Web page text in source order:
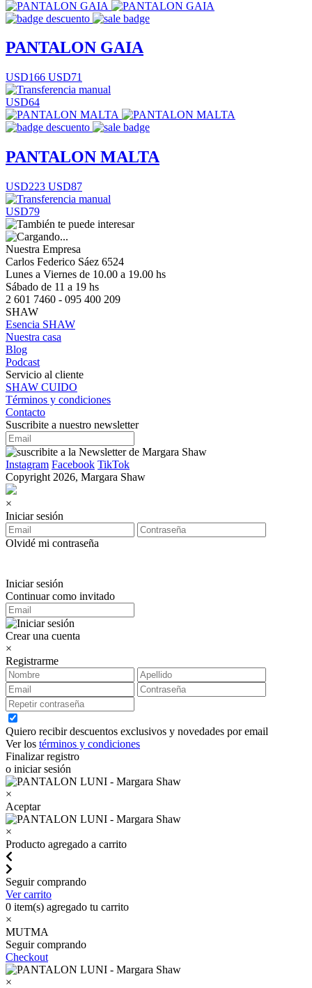
PANTALON GAIA
USD166 USD71
USD64
PANTALON MALTA
USD223 USD87
USD79
Nuestra Empresa
Carlos Federico Sáez 6524
Lunes a Viernes de 10.00 a 19.00 hs
Sábado de 11 a 19 hs
2 601 7460 - 095 400 209
SHAW
Esencia SHAW
Nuestra casa
Blog
Podcast
Servicio al cliente
SHAW CUIDO
Términos y condiciones
Contacto
Suscribite a nuestro newsletter
Instagram Facebook TikTok
Copyright 2026, Margara Shaw
×
Iniciar sesión
Olvidé mi contraseña
Iniciar sesión
Continuar como invitado
Crear una cuenta
×
Registrarme
Quiero recibir descuentos exclusivos y novedades por email
Ver los términos y condiciones
Finalizar registro
o iniciar sesión
×
Aceptar
×
Producto agregado a carrito
Seguir comprando
Ver carrito
0 item(s) agregado tu carrito
×
MUTMA
Seguir comprando
Checkout
×